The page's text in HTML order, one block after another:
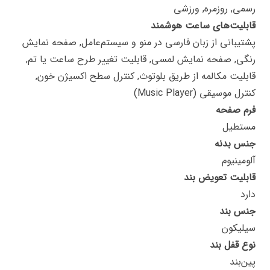
رسمی, روزمره, ورزشی
قابلیت‌های ساعت هوشمند
پشتیبانی از زبان فارسی در منو و سیستم‌عامل, صفحه نمایش
رنگی, صفحه نمایش لمسی, قابلیت تغییر طرح ساعت یا تم,
قابلیت مکالمه از طریق بلوتوث, کنترل سطح اکسیژن خون,
کنترل موسیقی (Music Player)
فرم صفحه
مستطیل
جنس بدنه
آلومینیوم
قابلیت تعویض بند
دارد
جنس بند
سیلیکون
نوع قفل بند
پین‌بند